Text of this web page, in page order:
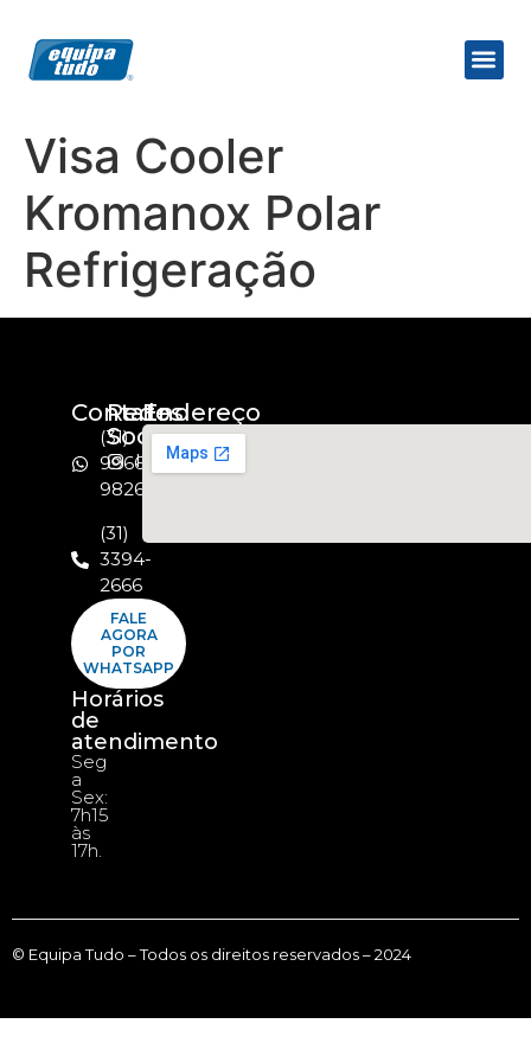
Visa Cooler
Kromanox Polar
Refrigeração
Contato
(31)
99664-
9826
(31)
3394-
2666
FALE
AGORA
POR
WHATSAPP
Horários
de
atendimento
Seg
a
Sex:
7h15
às
17h.
Redes
Socias
Instagram
Endereço
© Equipa Tudo – Todos os direitos reservados – 2024